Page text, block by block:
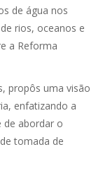
de água nos
rios, oceanos e
a Reforma
propôs uma visão
enfatizando a
de abordar o
tomada de